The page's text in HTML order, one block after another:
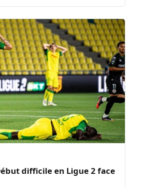
difficile en Ligue 2 face